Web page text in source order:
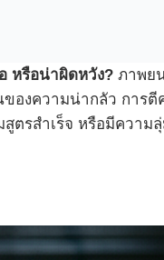
หรือน่าผิดหวัง? ภาพย
ของความน่ากลัว ก
ตรสำเร็จ หรือมีควา